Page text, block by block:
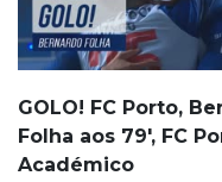
GOLO! FC Porto,
Folha aos 79', FC
Académico